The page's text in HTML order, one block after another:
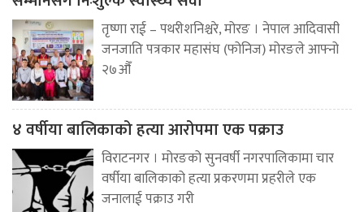
तृष्णा राई – पथरीशनिश्चरे, मोरङ । नेपाल आदिवासी
जनजाति पत्रकार महासंघ (फोनिज) मोरङले आफ्नो
२७औँ
४ वर्षीया बालिकाको हत्या आरोपमा एक पक्राउ
विराटनगर । मोरङको सुनवर्षी नगरपालिकामा चार
वर्षीया बालिकाको हत्या प्रकरणमा प्रहरीले एक
जनालाई पक्राउ गरी